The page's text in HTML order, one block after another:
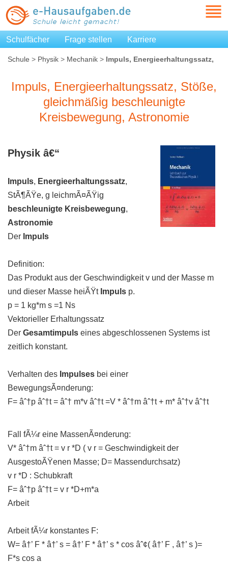
Schulfächer Frage stellen Karriere
Schule > Physik > Mechanik > Impuls, Energieerhaltungssatz,
Impuls, Energieerhaltungssatz, Stöße,
gleichmäßig beschleunigte
Kreisbewegung, Astronomie
Physik â€“
Impuls, Energieerhaltungssatz,
StÃ¶ÃŸe, g leichmÃ¤ÃŸig
beschleunigte Kreisbewegung,
Astronomie
Der Impuls
Definition:
Das Produkt aus der Geschwindigkeit v und der Masse m
und dieser Masse heiÃŸt Impuls p.
p = 1 kg*m s =1 Ns
Vektorieller Erhaltungssatz
Der Gesamtimpuls eines abgeschlossenen Systems ist
zeitlich konstant.
Verhalten des Impulses bei einer
BewegungsÃ¤nderung:
F= âˆ†p âˆ†t = âˆ† m*v âˆ†t =V * âˆ†m âˆ†t + m* âˆ†v âˆ†t
Fall fÃ¼r eine MassenÃ¤nderung:
V* âˆ†m âˆ†t = v r *D ( v r = Geschwindigkeit der
AusgestoÃŸenen Masse; D= Massendurchsatz)
v r *D : Schubkraft
F= âˆ†p âˆ†t = v r *D+m*a
Arbeit
Arbeit fÃ¼r konstantes F:
W= â†’ F * â†’ s = â†’ F * â†’ s * cos âˆ¢( â†’ F , â†’ s )=
F*s cos a